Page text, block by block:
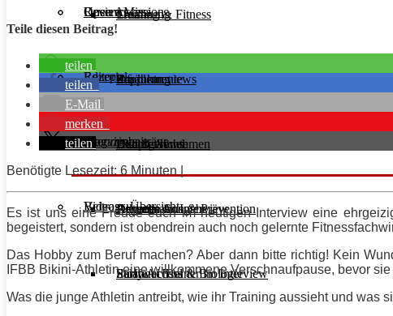
Unsere Mission
Ernährung
Supplemente
Training & Fitness
Ernährung
Diät & Abnehmen
Regeneration & Prävention
Stoffwechsel & Biologie
Reviews
Produktreviews
Buchreviews
Rezepte
Hauptgerichte
Desserts
Salate
Interviews
Athleten im Interview
Personal Trainer im Interview
Videos
Open Access
Editorials
Magazinbeiträge
Aktuelle Ausgabe
Early Access
Beitrags-Übersicht
Teile diesen Beitrag!
teilen
teilen
E-Mail
merken
teilen
Benötigte Lesezeit: 6 Minuten |
Es ist uns eine Freude euch im heutigen Interview eine
begeistert, sondern ist obendrein auch noch gelernte
Das Hobby zum Beruf machen? Aber dann bitte richtig! Kein
IFBB Bikini-Athletin eine willkommene Verschnaufpause, bevor
Was die junge Athletin antreibt, wie ihr Training aussieht und was